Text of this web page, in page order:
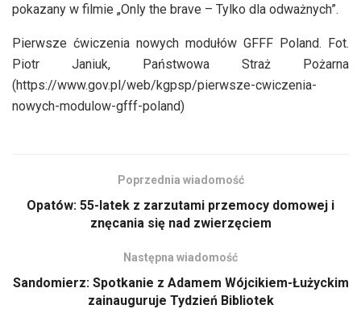
pokazany w filmie „Only the brave – Tylko dla odważnych”.
Pierwsze ćwiczenia nowych modułów GFFF Poland. Fot.
Piotr Janiuk, Państwowa Straż Pożarna
(https://www.gov.pl/web/kgpsp/pierwsze-cwiczenia-
nowych-modulow-gfff-poland)
Poprzednia wiadomość
Opatów: 55-latek z zarzutami przemocy domowej i
znęcania się nad zwierzęciem
Następna wiadomość
Sandomierz: Spotkanie z Adamem Wójcikiem-Łużyckim
zainauguruje Tydzień Bibliotek